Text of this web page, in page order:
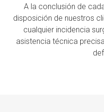
A la conclusión de
disposición de nuestros
cualquier incidencia
asistencia técnica